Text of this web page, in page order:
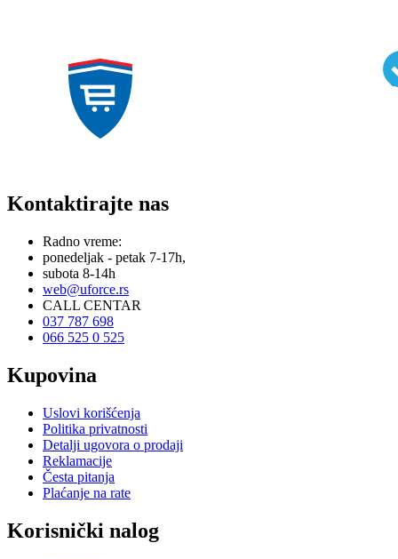
Kontaktirajte nas
Radno vreme:
ponedeljak - petak 7-17h,
subota 8-14h
web@uforce.rs
CALL CENTAR
037 787 698
066 525 0 525
Kupovina
Uslovi korišćenja
Politika privatnosti
Detalji ugovora o prodaji
Reklamacije
Česta pitanja
Plaćanje na rate
Korisnički nalog